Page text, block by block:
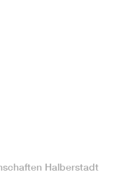
Halberstadt